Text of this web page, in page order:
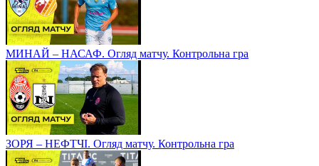
МИНАЙ – НАСАФ. Огляд матчу. Контрольна гра
ЗОРЯ – НЕФТЧІ. Огляд матчу. Контрольна гра